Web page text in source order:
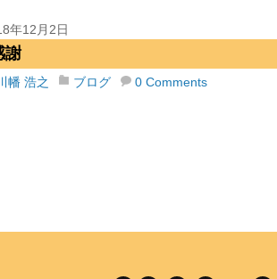
年12月2日
謝
幡 浩之 ブログ 0 Comments